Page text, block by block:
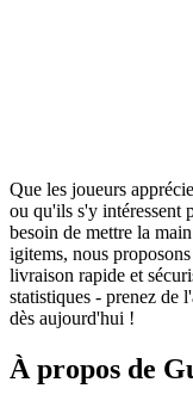
Que les joueurs
ou qu'ils s'y intéressent
besoin de mettre la
igitems, nous
livraison rapide et
statistiques - prenez de
dès aujourd'hui !
À propos de